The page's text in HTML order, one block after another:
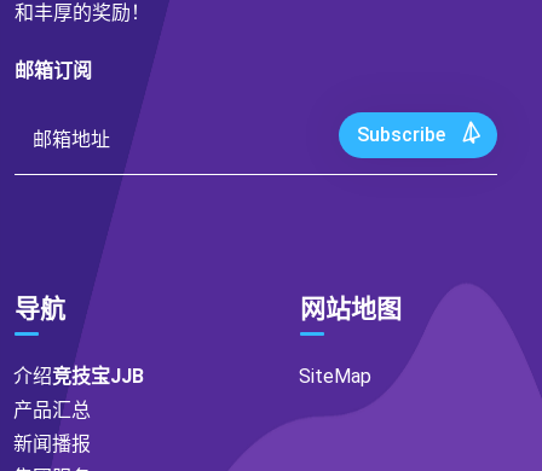
和丰厚的奖励！
邮箱订阅
Subscribe
导航
介绍竞技宝JJB
产品汇总
新闻播报
网站地图
SiteMap